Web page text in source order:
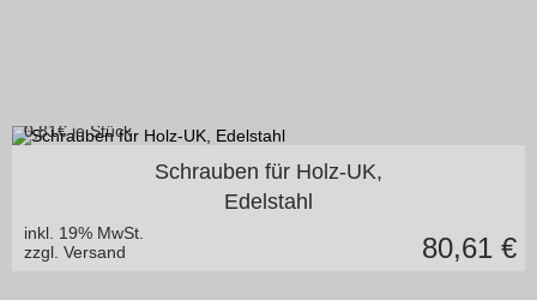
in vielen Varianten
0,81€ je Stück
Schrauben für Holz-UK,
Edelstahl
inkl. 19% MwSt.
zzgl. Versand
80,61 €